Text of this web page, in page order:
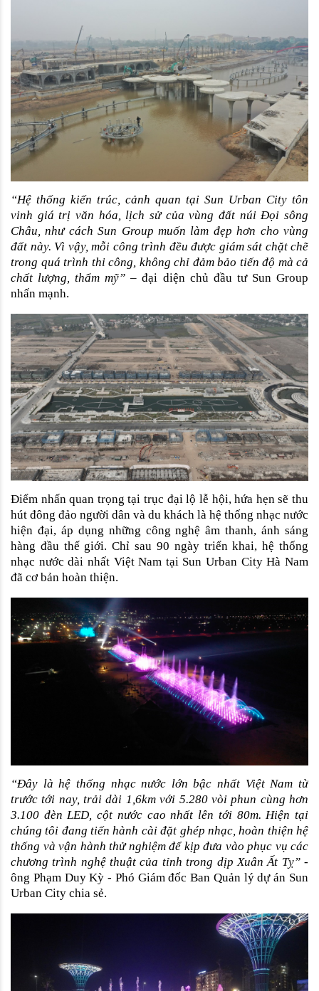
“Hệ thống kiến trúc, cảnh quan tại Sun Urban City tôn
vinh giá trị văn hóa, lịch sử của vùng đất núi Đọi sông
Châu, như cách Sun Group muốn làm đẹp hơn cho vùng
đất này. Vì vậy, mỗi công trình đều được giám sát chặt chẽ
trong quá trình thi công, không chỉ đảm bảo tiến độ mà cả
chất lượng, thẩm mỹ” – đại diện chủ đầu tư Sun Group
nhấn mạnh.
Điểm nhấn quan trọng tại trục đại lộ lễ hội, hứa hẹn sẽ thu
hút đông đảo người dân và du khách là hệ thống nhạc nước
hiện đại, áp dụng những công nghệ âm thanh, ánh sáng
hàng đầu thế giới. Chỉ sau 90 ngày triển khai, hệ thống
nhạc nước dài nhất Việt Nam tại Sun Urban City Hà Nam
đã cơ bản hoàn thiện.
“Đây là hệ thống nhạc nước lớn bậc nhất Việt Nam từ
trước tới nay, trải dài 1,6km với 5.280 vòi phun cùng hơn
3.100 đèn LED, cột nước cao nhất lên tới 80m. Hiện tại
chúng tôi đang tiến hành cài đặt ghép nhạc, hoàn thiện hệ
thống và vận hành thử nghiệm để kịp đưa vào phục vụ các
ông Phạm Duy Kỳ - Phó Giám đốc Ban Quản lý dự án Sun
Urban City chia sẻ.